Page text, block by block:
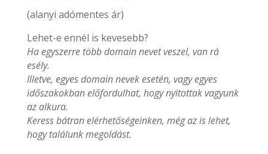
(alanyi adómentes ár)
Lehet-e ennél is kevesebb?
Ha egyszerre több domain nevet veszel, van rá
esély.
Illetve, egyes domain nevek esetén, vagy egyes
időszakokban előfordulhat, hogy nyitottak vagyunk
az alkura.
Keress bátran elérhetőségeinken, még az is lehet,
hogy találunk megoldást.